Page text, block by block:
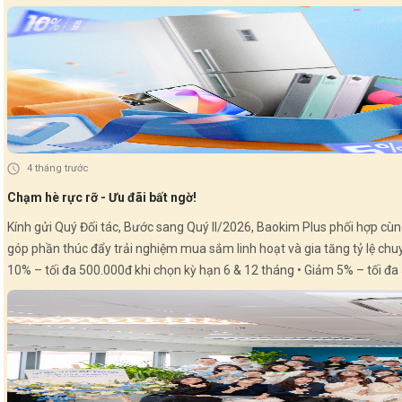
phát sinh đơn HPL): • Giảm 5% – tối đa 500.000đ khi chọn kỳ hạn 6 & 12
dụng: Từ 03/07/2026 – 30/09/2026 💚 Baokim B2B x Home PayLater – Combo mua sắm nhẹ tênh cho người mới bắt đầu: ✔ Mua trước – trả sau linh hoạt ✔ Duyệt đơn nhanh chóng – giao
4 tháng trước
Chạm hè rực rỡ - Ưu đãi bất ngờ!
Kính gửi Quý Đối tác, Bước sang Quý II/2026, Baokim Plus phối hợp cùng Home PayLater tiếp tục triển khai chương trình ưu đãi hấp dẫn dành cho Khách hàng mới và Khách hàng thân thiết –
góp phần thúc đẩy trải nghiệm mua sắm linh hoạt và gia tăng tỷ lệ chuyển đổi tại điểm bán. HOME PAYLATER – Ưu đãi Quý II 2026: 🎁 Khách
10% – tối đa 500.000đ khi chọn kỳ hạn 6 & 12 tháng • Giảm 5% – tối đa 500.000đ
phát sinh đơn HPL): • Giảm 5% – tối đa 500.000đ khi chọn kỳ hạn 6 & 12 tháng • Giảm 3% – tối đa
B2B x Home PayLater – Combo mua sắm nhẹ tênh cho người mới bắt đầu: ✔ Mua trước – trả sau linh hoạt ✔ Duyệt đơn nhanh chóng – giao dịch an toàn ✔ Ưu đãi hấp dẫn ngay